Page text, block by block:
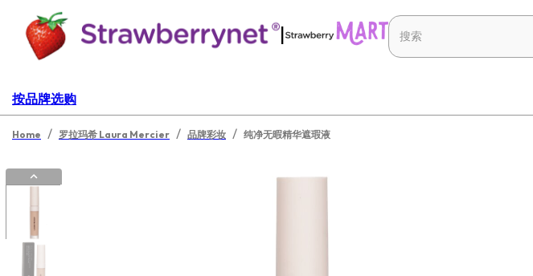
|
按品牌选购
Home / 罗拉玛希 Laura Mercier / 品牌彩妆 / 纯净无暇精华遮瑕液